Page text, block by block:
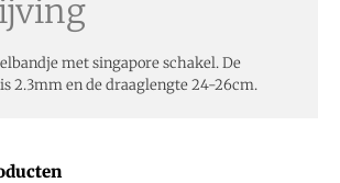
met singapore schakel. De
2.3mm en de draaglengte 24-26cm.